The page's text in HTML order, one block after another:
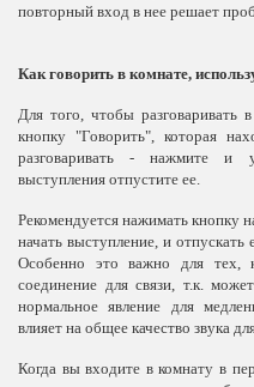
повторный вход в нее решает
Как говорить в комнате,
Для того, чтобы разговаривать
кнопку "Говорить", которая
разговаривать - нажмите и
выступления отпустите ее.
Рекомендуется нажимать кнопку
начать выступление, и отпускать
Особенно это важно для тех,
соединение для связи, т.к.
нормальное явление для
влияет на общее качество звука
Когда вы входите в комнату в